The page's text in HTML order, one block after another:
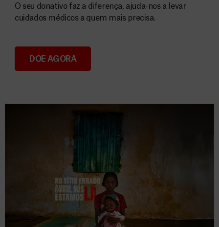
Donativos
O seu donativo faz a diferença, ajuda-nos a levar
cuidados médicos a quem mais precisa.
DOE AGORA